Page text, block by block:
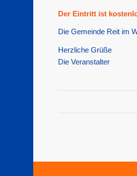
Der Eintritt ist
Die Gemeinde Reit im
Herzliche Grüße
Die Veranstalter